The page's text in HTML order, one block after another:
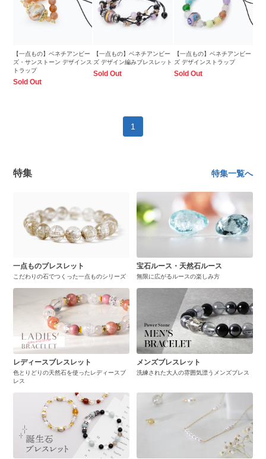
【一点もの】ベネチアンビー
ズ・サンストーン デザインス
トラップ
Sold Out
【一点もの】ベネチアンビー
ズ デザイン編みブレスレット
Sold Out
【一点もの】ベネチアンビー
ズ デザインストラップ
Sold Out
1
特集 特集一覧へ
一点ものブレスレット
こだわりの石でつくった一点ものシリーズ
宝石ルース・天然石ルース
無限に広がるルースの楽しみ方
レディースブレスレット
色とりどりの天然石を使ったレディースブ
レス
メンズブレスレット
洗練された大人の雰囲気漂うメンズブレス